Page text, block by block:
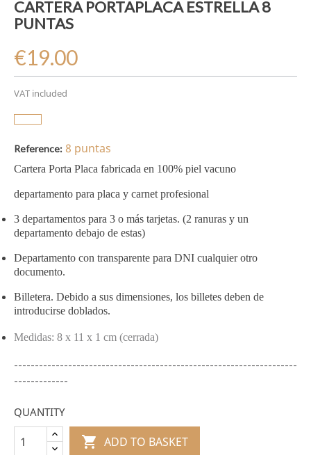
CARTERA PORTAPLACA ESTRELLA 8
PUNTAS
€19.00
VAT included
Reference: 8 puntas
Cartera Porta Placa fabricada en 100% piel vacuno
departamento para placa y carnet profesional
3 departamentos para 3 o más tarjetas. (2 ranuras y un
departamento debajo de estas)
Departamento con transparente para DNI cualquier otro
documento.
Billetera. Debido a sus dimensiones, los billetes deben de
introducirse doblados.
Medidas: 8 x 11 x 1 cm (cerrada)
--------------------------------------------------------------------
-------------
QUANTITY
 ADD TO BASKET